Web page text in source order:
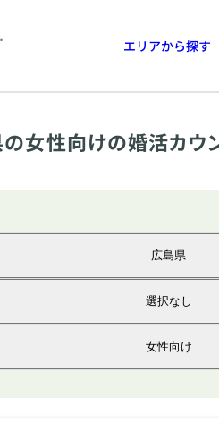
エリアから探す
女性向けの婚活カウ
広島県
選択なし
女性向け